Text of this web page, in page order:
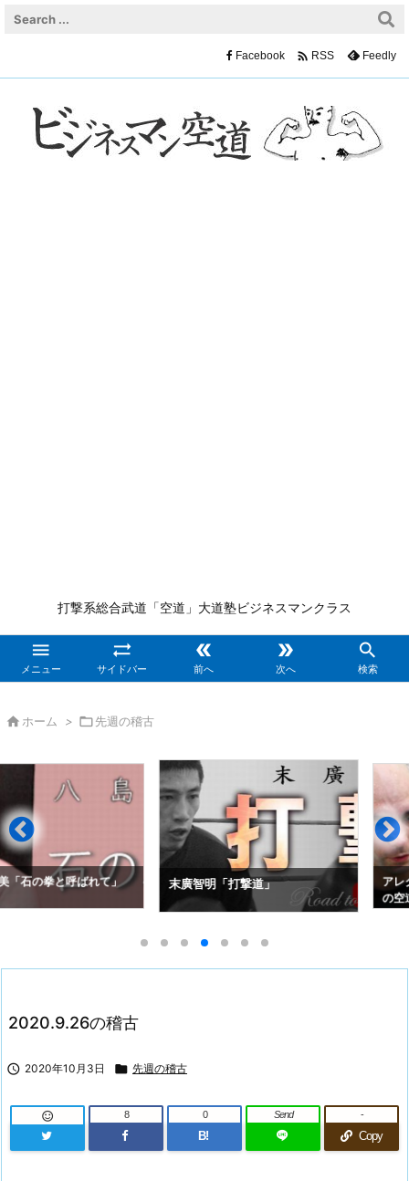
打撃系総合武道「空道」大道塾ビジネスマンクラス

メニュー

サイドバー

前へ

次へ

検索
Facebook  RSS Feedly
 ホーム > 先週の稽古
呼ばれて」 末廣智明「打撃道」
アレクセイ・
の空道入門」
2020.9.26の稽古
 2020年10月3日  先週の稽古
 8
B!
0 Send
Copy
-